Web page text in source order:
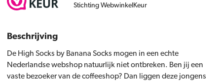
Stichting WebwinkelKeur
Beschrijving
De High Socks by Banana Socks mogen in een echte
Nederlandse webshop natuurlijk niet ontbreken. Ben jij een
vaste bezoeker van de coffeeshop? Dan liggen deze jongens